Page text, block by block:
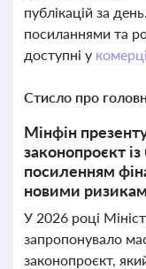
публікацій за
посиланнями та
доступні у
Стисло про
Мінфін
законопроєкт
посиленням
новими
У 2026 році
запропонувало
законопроєкт,